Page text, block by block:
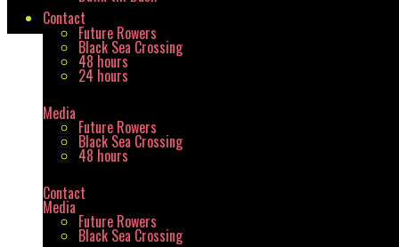
Future Rowers
Media
Contact
Black Sea Crossing
Future Rowers
Media
48 hours
Black Sea Crossing
Future Rowers
24 hours
48 hours
Black Sea Crossing
Contact
Hai în barcă!
Hai în barcă!